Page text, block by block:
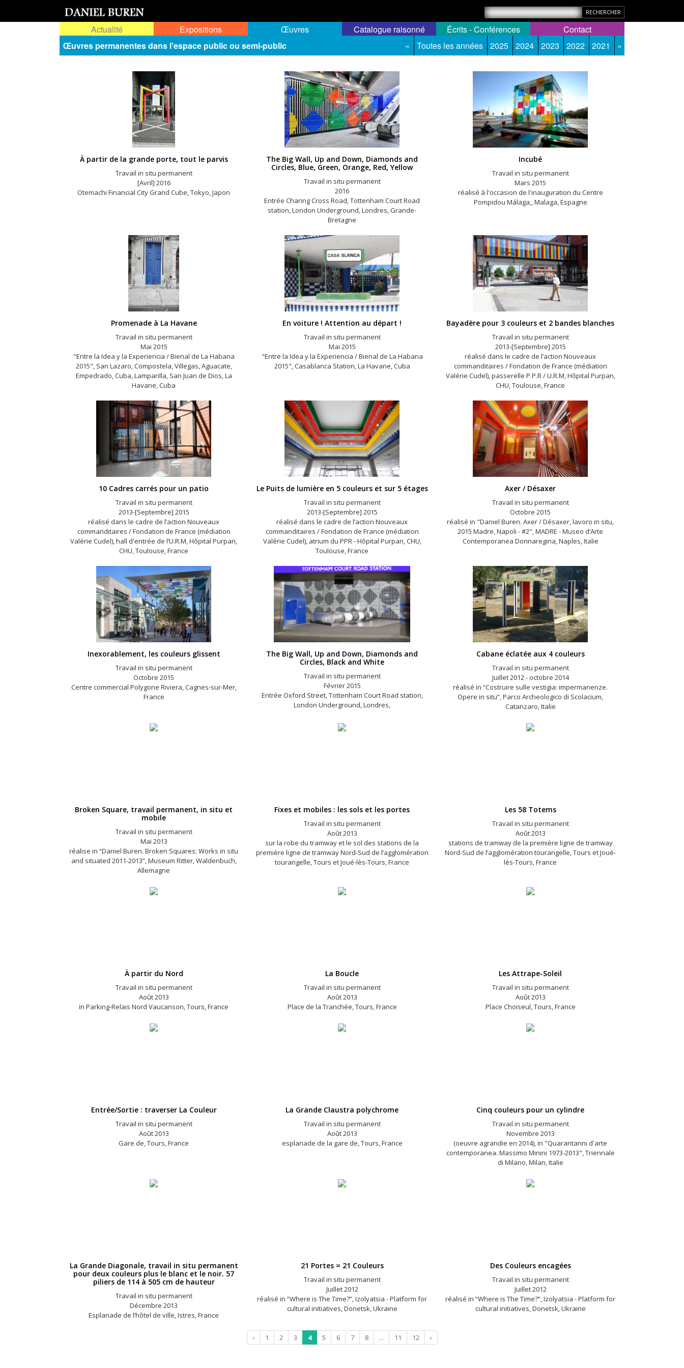
Actualité Expositions
Œuvres
Œuvres permanentes dans l'espace public ou semi-public
« Toutes les années 2025 2024 2023 2022 2021 »
Catalogue raisonné Écrits - Conférences Contact
À partir de la grande porte, tout le parvis
Travail in situ permanent
[Avril] 2016
Otemachi Financial City Grand Cube, Tokyo, Japon
The Big Wall, Up and Down, Diamonds and
Circles, Blue, Green, Orange, Red, Yellow
Travail in situ permanent
2016
Entrée Charing Cross Road, Tottenham Court Road
station, London Underground, Londres, Grande-
Bretagne
Incubé
Travail in situ permanent
Mars 2015
réalisé à l'occasion de l'inauguration du Centre
Pompidou Málaga,, Malaga, Espagne
Promenade à La Havane
Travail in situ permanent
Mai 2015
"Entre la Idea y la Experiencia / Bienal de La Habana
2015", San Lazaro, Compostela, Villegas, Aguacate,
Empedrado, Cuba, Lamparilla, San Juan de Dios, La
Havane, Cuba
En voiture ! Attention au départ !
Travail in situ permanent
Mai 2015
"Entre la Idea y la Experiencia / Bienal de La Habana
2015", Casablanca Station, La Havane, Cuba
Bayadère pour 3 couleurs et 2 bandes blanches
Travail in situ permanent
2013-[Septembre] 2015
réalisé dans le cadre de l’action Nouveaux
commanditaires / Fondation de France (médiation
Valérie Cudel), passerelle P.P.R / U.R.M, Hôpital Purpan,
CHU, Toulouse, France
10 Cadres carrés pour un patio
Travail in situ permanent
2013-[Septembre] 2015
réalisé dans le cadre de l’action Nouveaux
commanditaires / Fondation de France (médiation
Valérie Cudel), hall d'entrée de l’U.R.M, Hôpital Purpan,
CHU, Toulouse, France
Le Puits de lumière en 5 couleurs et sur 5 étages
Travail in situ permanent
2013-[Septembre] 2015
réalisé dans le cadre de l’action Nouveaux
commanditaires / Fondation de France (médiation
Valérie Cudel), atrium du PPR - Hôpital Purpan, CHU,
Toulouse, France
Axer / Désaxer
Travail in situ permanent
Octobre 2015
réalisé in "Daniel Buren. Axer / Désaxer, lavoro in situ,
2015 Madre, Napoli - #2", MADRE - Museo d’Arte
Contemporanea Donnaregina, Naples, Italie
Inexorablement, les couleurs glissent
Travail in situ permanent
Octobre 2015
Centre commercial Polygone Riviera, Cagnes-sur-Mer,
France
The Big Wall, Up and Down, Diamonds and
Circles, Black and White
Travail in situ permanent
Février 2015
Entrée Oxford Street, Tottenham Court Road station,
London Underground, Londres,
Cabane éclatée aux 4 couleurs
Travail in situ permanent
Juillet 2012 - octobre 2014
réalisé in “Costruire sulle vestigia: impermanenze.
Opere in situ”, Parco Archeologico di Scolacium,
Catanzaro, Italie
Broken Square, travail permanent, in situ et
mobile
Travail in situ permanent
Mai 2013
réalise in “Daniel Buren. Broken Squares: Works in situ
and situated 2011-2013”, Museum Ritter, Waldenbuch,
Allemagne
Fixes et mobiles : les sols et les portes
Travail in situ permanent
Août 2013
sur la robe du tramway et le sol des stations de la
première ligne de tramway Nord-Sud de l’agglomération
tourangelle, Tours et Joué-lès-Tours, France
Les 58 Totems
Travail in situ permanent
Août 2013
stations de tramway de la première ligne de tramway
Nord-Sud de l’agglomération tourangelle, Tours et Joué-
lès-Tours, France
À partir du Nord
Travail in situ permanent
Août 2013
in Parking-Relais Nord Vaucanson, Tours, France
La Boucle
Travail in situ permanent
Août 2013
Place de la Tranchée, Tours, France
Les Attrape-Soleil
Travail in situ permanent
Août 2013
Place Choiseul, Tours, France
Entrée/Sortie : traverser La Couleur
Travail in situ permanent
Août 2013
Gare de, Tours, France
La Grande Claustra polychrome
Travail in situ permanent
Août 2013
esplanade de la gare de, Tours, France
Cinq couleurs pour un cylindre
Travail in situ permanent
Novembre 2013
(oeuvre agrandie en 2014), in "Quarantanni d'arte
contemporanea. Massimo Minini 1973-2013", Triennale
di Milano, Milan, Italie
La Grande Diagonale, travail in situ permanent
pour deux couleurs plus le blanc et le noir. 57
piliers de 114 à 505 cm de hauteur
Travail in situ permanent
Décembre 2013
Esplanade de l’hôtel de ville, Istres, France
21 Portes = 21 Couleurs
Travail in situ permanent
Juillet 2012
réalisé in “Where is The Time?”, Izolyatsia - Platform for
cultural initiatives, Donetsk, Ukraine
Des Couleurs encagées
Travail in situ permanent
Juillet 2012
réalisé in “Where is The Time?”, Izolyatsia - Platform for
cultural initiatives, Donetsk, Ukraine
‹ 1 2 3 4 5 6 7 8 ... 11 12 ›